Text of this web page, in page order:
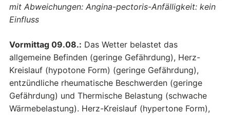
mit Abweichungen: Angina-pectoris-Anfälligkeit: kein
Einfluss
Vormittag 09.08.: Das Wetter belastet das
allgemeine Befinden (geringe Gefährdung), Herz-
Kreislauf (hypotone Form) (geringe Gefährdung),
entzündliche rheumatische Beschwerden (geringe
Gefährdung) und Thermische Belastung (schwache
Wärmebelastung). Herz-Kreislauf (hypertone Form),